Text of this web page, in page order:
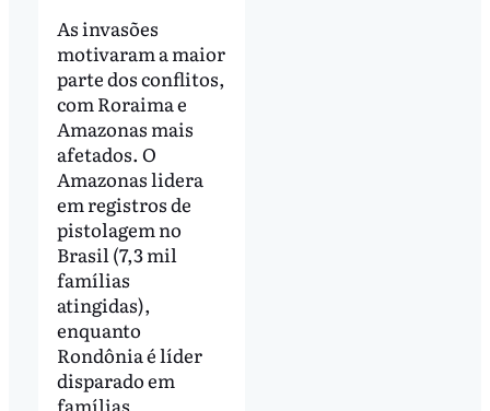
As invasões
motivaram a maior
parte dos conflitos,
com Roraima e
Amazonas mais
afetados. O
Amazonas lidera
em registros de
pistolagem no
Brasil (7,3 mil
famílias
atingidas),
enquanto
Rondônia é líder
disparado em
famílias